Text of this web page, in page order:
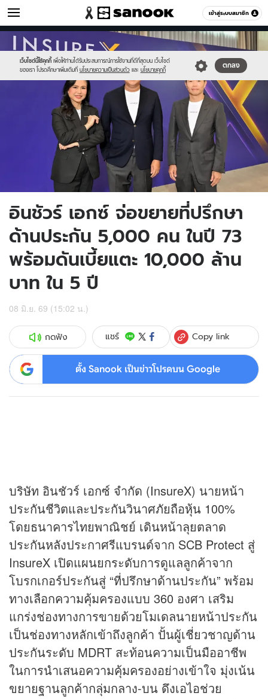
เข้าสู่ระบบสมาชิก
เศรษฐกิจ หมวดอื่นๆ
เว็บไซต์นี้ใช้คุกกี้ เพื่อให้ท่านได้รับประสบการณ์การใช้งานที่ดีที่สุดบน เว็บไซต์
ของเรา โปรดศึกษาเพิ่มเติมที่ นโยบายความเป็นส่วนตัว และ นโยบายคุกกี้
ตกลง
Sanook
//s.isanook.com/sr/0/images/logo-
new-
sanook.png
600
60
//s.isanook.com/mn/0/ud/190/952351/new-
thumbnail1200x720_v2-
20.jpg
อินชัวร์ เอกซ์ จ่อขยายที่ปรึกษา
ด้านประกัน 5,000 คน ในปี 73
พร้อมดันเบี้ยแตะ 10,000 ล้าน
บาท ใน 5 ปี
08 มิ.ย. 69 (15:02 น.)
กดฟัง แชร์ Copy link
ตั้ง Sanook เป็นข่าวโปรดบน Google
บริษัท อินชัวร์ เอกซ์ จำกัด (InsureX) นายหน้า
ประกันชีวิตและประกันวินาศภัยถือหุ้น 100%
โดยธนาคารไทยพาณิชย์ เดินหน้าลุยตลาด
ประกันหลังประกาศรีแบรนด์จาก SCB Protect สู่
InsureX เปิดแผนยกระดับการดูแลลูกค้าจาก
โบรกเกอร์ประกันสู่ “ที่ปรึกษาด้านประกัน” พร้อม
ทางเลือกความคุ้มครองแบบ 360 องศา เสริม
แกร่งช่องทางการขายด้วยโมเดลนายหน้าประกัน
เป็นช่องทางหลักเข้าถึงลูกค้า ปั้นผู้เชี่ยวชาญด้าน
ประกันระดับ MDRT สะท้อนความเป็นมืออาชีพ
ในการนำเสนอความคุ้มครองอย่างเข้าใจ มุ่งเน้น
ขยายฐานลูกค้ากลุ่มกลาง-บน ดึงเอไอช่วย